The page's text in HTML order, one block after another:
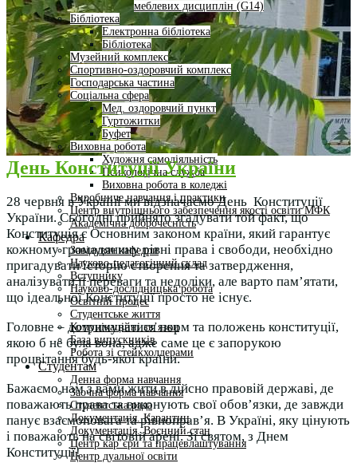
меблевих дисциплін (G14)
Бібліотека
Електронна бібліотека
Бібліотека
Музейний комплекс
Спортивно-оздоровчий комплекс
Господарська частина
Соціальна сфера
Мед. оздоровчий пункт
Гуртожитки
Буфет
Виховна робота
Художня самодіяльність
Психологічна служба
Виховна робота в коледжі
Виробниче навчання і практики
Центр внутрішнього забезпечення якості освіти МФК
Академічна доброчесність
Кафедра
Завідувач кафедри
Науково-педагогічний склад
Вступнику
Науково-дослідницька робота
Освітній процес
Студентське життя
Комунікаційні зв’язки
База випускників
Робота зі стейкхолдерами
Студентам
Денна форма навчання
Заочна форма навчання
Студентська рада
Документація. Карантин
Документація. Воєнний стан
Центр кар’єри та працевлаштування
Центр дуальної освіти
День Конституції України
28 червня в Україні ми відзначаємо День Конституції
України. Сьогодні прийнято згадувати той факт, що
Конституція є Основним законом країни, який гарантує
кожному громадянину рівні права і свободи, необхідно
пригадувати історію створення та затвердження,
аналізувати її переваги та недоліки, але варто пам’ятати,
що ідеальної Конституції просто не існує.
Головне – дотримуватися норм та положень конституції,
якою б не була вона, адже саме це є запорукою
процвітання будь-якої країни.
Бажаємо нам з вами жити в дійсно правовій державі, де
поважають права та виконують свої обов’язки, де завжди
панує взаємоповага та рівноправ’я. В Україні, яку цінують
і поважають на світовій арені. Зі святом, з Днем
Конституції!